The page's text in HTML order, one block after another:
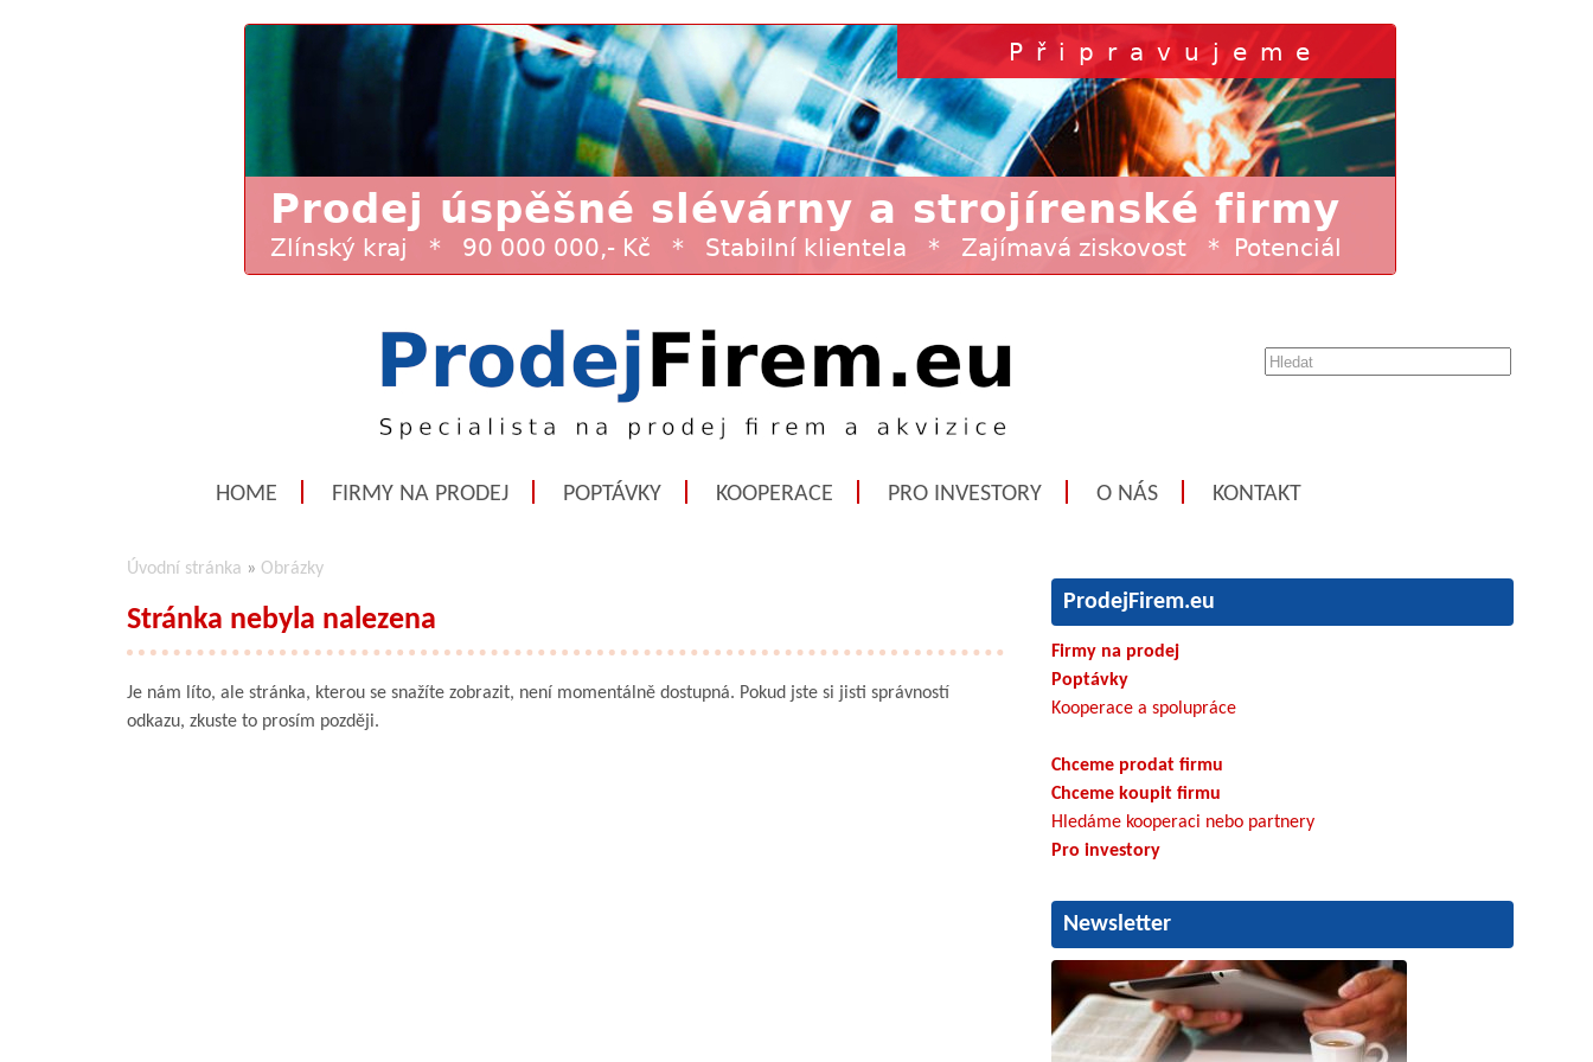
HOME FIRMY NA PRODEJ POPTÁVKY KOOPERACE PRO INVESTORY O NÁS KONTAKT
Úvodní stránka » Obrázky
Stránka nebyla nalezena
Je nám líto, ale stránka, kterou se snažíte zobrazit, není momentálně dostupná. Pokud jste si jisti správností
odkazu, zkuste to prosím později.
ProdejFirem.eu
Firmy na prodej
Poptávky
Kooperace a spolupráce
Chceme prodat firmu
Chceme koupit firmu
Hledáme kooperaci nebo partnery
Pro investory
Newsletter